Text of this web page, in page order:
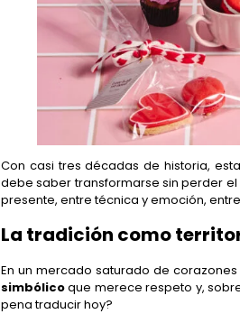
Con casi tres décadas de historia,
debe saber transformarse sin perder
presente, entre técnica y emoción,
La tradición como
En un mercado saturado de
simbólicoque merece respeto y,
pena traducir hoy?